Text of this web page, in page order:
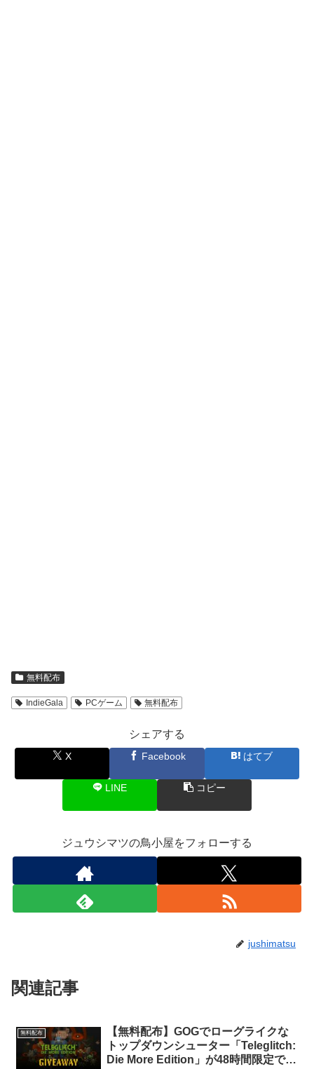
無料配布
IndieGala PCゲーム 無料配布
シェアする
X Facebook はてブ
LINE コピー
ジュウシマツの鳥小屋をフォローする
jushimatsu
関連記事
無料配布
【無料配布】GOGでローグライクな
トップダウンシューター「Teleglitch:
Die More Edition」が48時間限定で無